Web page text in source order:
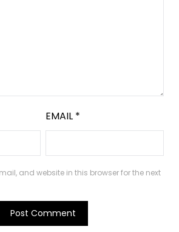
EMAIL *
and website in this browser for the next